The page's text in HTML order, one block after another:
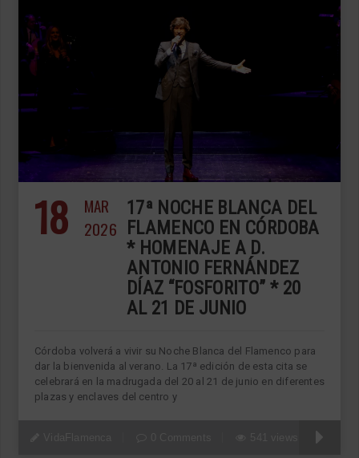
18
MAR
2026
17ª NOCHE BLANCA DEL
FLAMENCO EN CÓRDOBA
* HOMENAJE A D.
ANTONIO FERNÁNDEZ
DÍAZ “FOSFORITO” * 20
AL 21 DE JUNIO
Córdoba volverá a vivir su Noche Blanca del Flamenco para
dar la bienvenida al verano. La 17ª edición de esta cita se
celebrará en la madrugada del 20 al 21 de junio en diferentes
plazas y enclaves del centro y